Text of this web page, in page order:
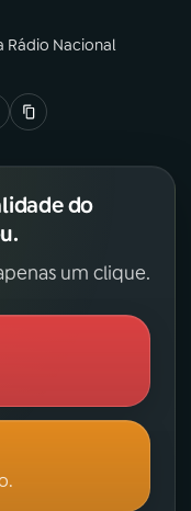
Rádio Nacional
do
um clique.